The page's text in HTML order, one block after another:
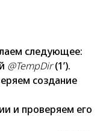
следующее:
@TempDir(1’).
создание
и проверяем его